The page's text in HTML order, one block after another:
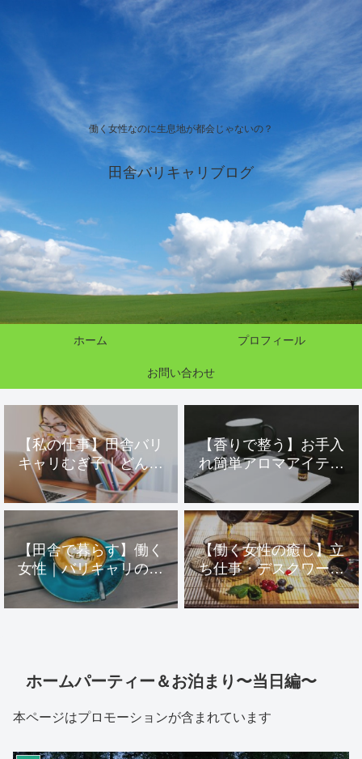
働く女性なのに生息地が都会じゃないの？
田舎バリキャリブログ
ホーム プロフィール
お問い合わせ
【私の仕事】田舎バリ
キャリむぎ子｜どんな
仕事をしている？
【香りで整う】お手入
れ簡単アロマアイテム
２選｜お部屋をワンラ
ンクアップ！上質空間
へ｜ディフューザー
【田舎で暮らす】働く
女性｜バリキャリの息
抜き方法３選〜帰宅
後〜
【働く女性の癒し】立
ち仕事・デスクワーク
で限界・・・｜マッサ
ージ＆ハーブティー｜
ホームパーティー＆お泊まり〜当日編〜
本ページはプロモーションが含まれています